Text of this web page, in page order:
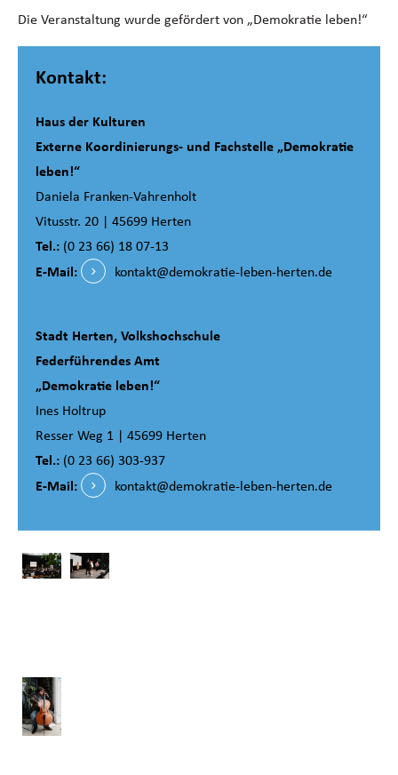
Die Veranstaltung wurde gefördert von „Demokratie leben!“
Kontakt:
Haus der Kulturen
Externe Koordinierungs- und Fachstelle „Demokratie
leben!“
Daniela Franken-Vahrenholt
Vitusstr. 20 | 45699 Herten
Tel.: (0 23 66) 18 07-13
E-Mail:
kontakt@demokratie-leben-herten.de
Stadt Herten, Volkshochschule
Federführendes Amt
„Demokratie leben!“
Ines Holtrup
Resser Weg 1 | 45699 Herten
Tel.: (0 23 66) 303-937
E-Mail:
kontakt@demokratie-leben-herten.de